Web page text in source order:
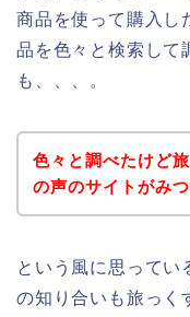
商品を使って購入し
品を色々と検索して
も、、、。
色々と調べたけど
の声のサイトがみ
という風に思ってい
の知り合いも旅っく